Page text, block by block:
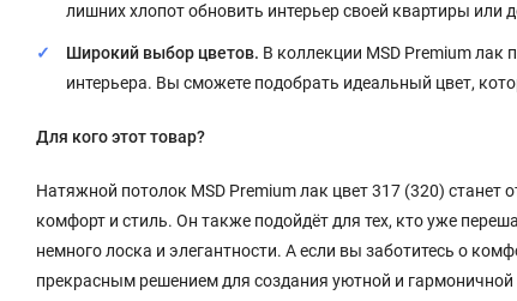
лишних хлопот обновить интерьер своей квартиры или
Широкий выбор цветов. В коллекции MSD Premium лак
интерьера. Вы сможете подобрать идеальный цвет,
Для кого этот товар?
Натяжной потолок MSD Premium лак цвет 317 (320)
комфорт и стиль. Он также подойдёт для тех, кто уже
немного лоска и элегантности. А если вы заботитесь о
прекрасным решением для создания уютной и